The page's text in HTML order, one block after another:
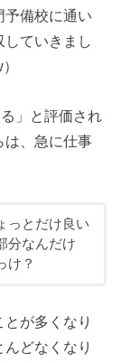
予備校に通い
ていきまし
」と評価され
は、急に仕事
っとだけ良い
分なんだけ
け？
とが多くなり
どなくなり